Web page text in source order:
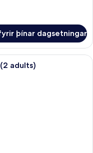
þínar dagsetningar
herbergi með tvíbreiðu rúmi
adults)